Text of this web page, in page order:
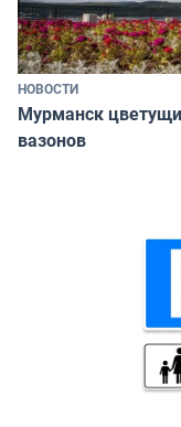
НОВОСТИ
Мурманск
вазонов